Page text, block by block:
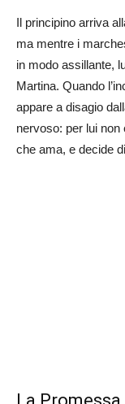
Il principino arriva
ma mentre i
in modo assillante,
Martina. Quando
appare a disagio
nervoso: per lui non
che ama, e decide